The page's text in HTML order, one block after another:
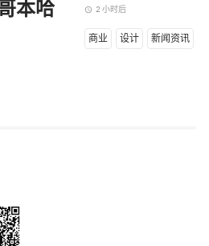
本哈
access_time 2 小时后
商业 设计 新闻资讯